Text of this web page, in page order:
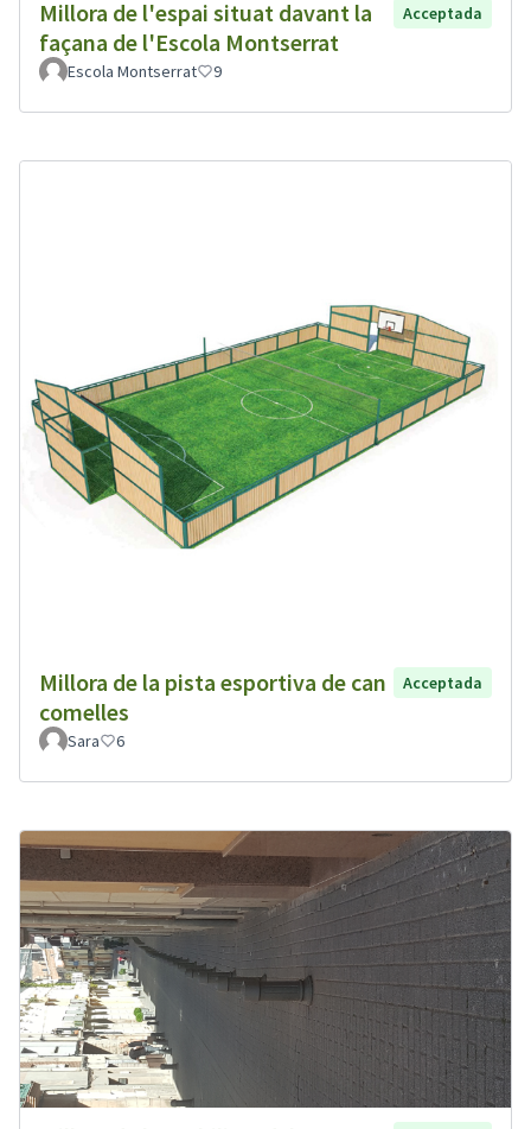
Millora de l'espai situat davant la
façana de l'Escola Montserrat
Acceptada
Escola Montserrat 9
Millora de la pista esportiva de can
comelles
Acceptada
Sara 6